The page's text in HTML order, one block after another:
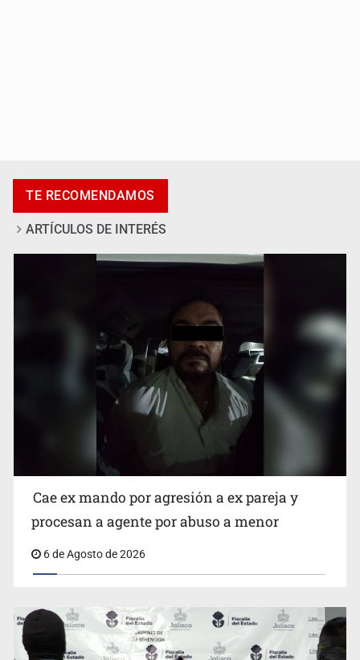
Que el IPEJAL encabece la lista de deudores en Jalisco
es un “foco rojo” de gran magnitud: Economista
Critican inoperancia de la ASEJ para recuperar fondos
públicos
TE RECOMENDAMOS
ARTÍCULOS DE INTERÉS
Cae ex mando por agresión a ex pareja y
procesan a agente por abuso a menor
6 de Agosto de 2026